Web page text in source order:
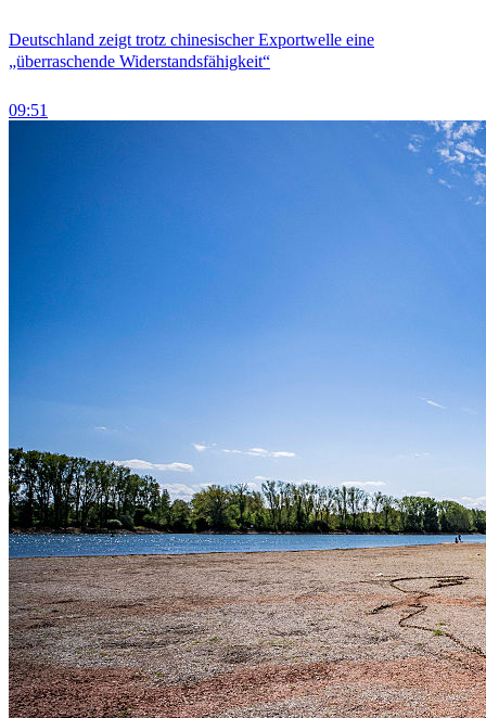
Deutschland zeigt trotz chinesischer Exportwelle eine
„überraschende Widerstandsfähigkeit“
09:51